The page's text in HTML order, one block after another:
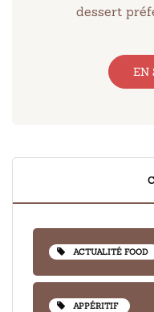
dessert
EN
ACTUALITÉ FOOD
APPÉRITIF